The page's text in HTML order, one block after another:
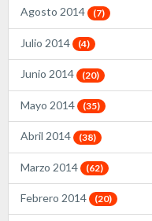
Agosto 2014 (7)
Julio 2014 (4)
Junio 2014 (20)
Mayo 2014 (35)
Abril 2014 (38)
Marzo 2014 (62)
Febrero 2014 (20)